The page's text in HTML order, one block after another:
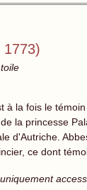
1773)
à la fois le
la princesse
d'Autriche.
ce dont